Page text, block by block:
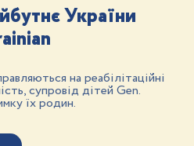
України
на реабілітаційні
супровід дітей Gen.
їх родин.